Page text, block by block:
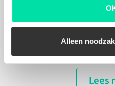
Alleen
minimaal 2 jaar
van jouw auto.
Lees